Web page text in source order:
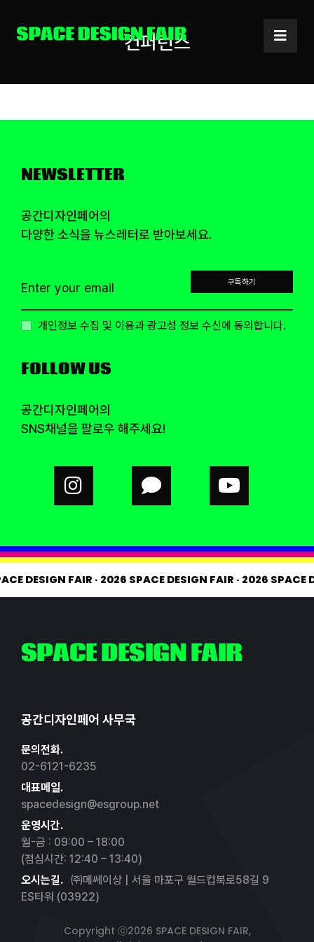
content
컨퍼런스
NEWSLETTER
공간디자인페어의
다양한 소식을 뉴스레터로 받아보세요.
구독하기
개인정보 수집 및 이용과 광고성 정보 수신에 동의합니다.
FOLLOW US
공간디자인페어의
SNS채널을 팔로우 해주세요!
DESIGN FAIR ·2026 SPACE DESIGN FAIR ·2026 SPACE
SPACE DESIGN FAIR
공간디자인페어 사무국
문의전화.
02-6121-6235
대표메일.
spacedesign@esgroup.net
운영시간.
월-금 : 09:00 – 18:00
(점심시간: 12:40 – 13:40)
오시는길. ㈜메쎄이상 | 서울 마포구 월드컵북로58길 9
ES타워 (03922)
Copyright ⓒ2026 SPACE DESIGN FAIR,